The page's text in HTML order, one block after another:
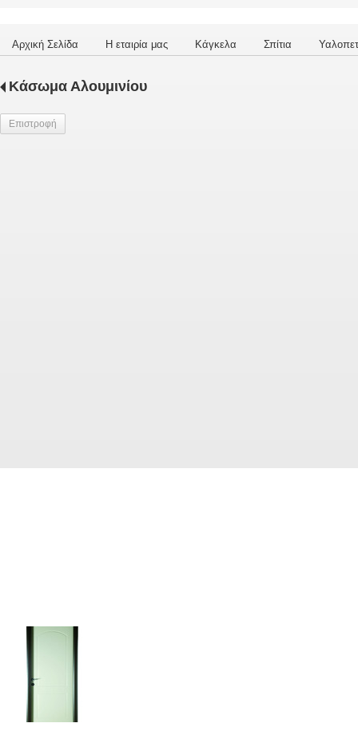
Αρχική Σελίδα Η εταιρία μας Κάγκελα Σπίτια
Κάσωμα Αλουμινίου
Επιστροφή